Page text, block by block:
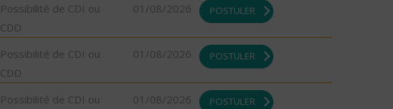
Possibilité de CDI ou
CDD
01/08/2026 POSTULER
Possibilité de CDI ou
CDD
01/08/2026 POSTULER
Possibilité de CDI ou
01/08/2026 POSTULER